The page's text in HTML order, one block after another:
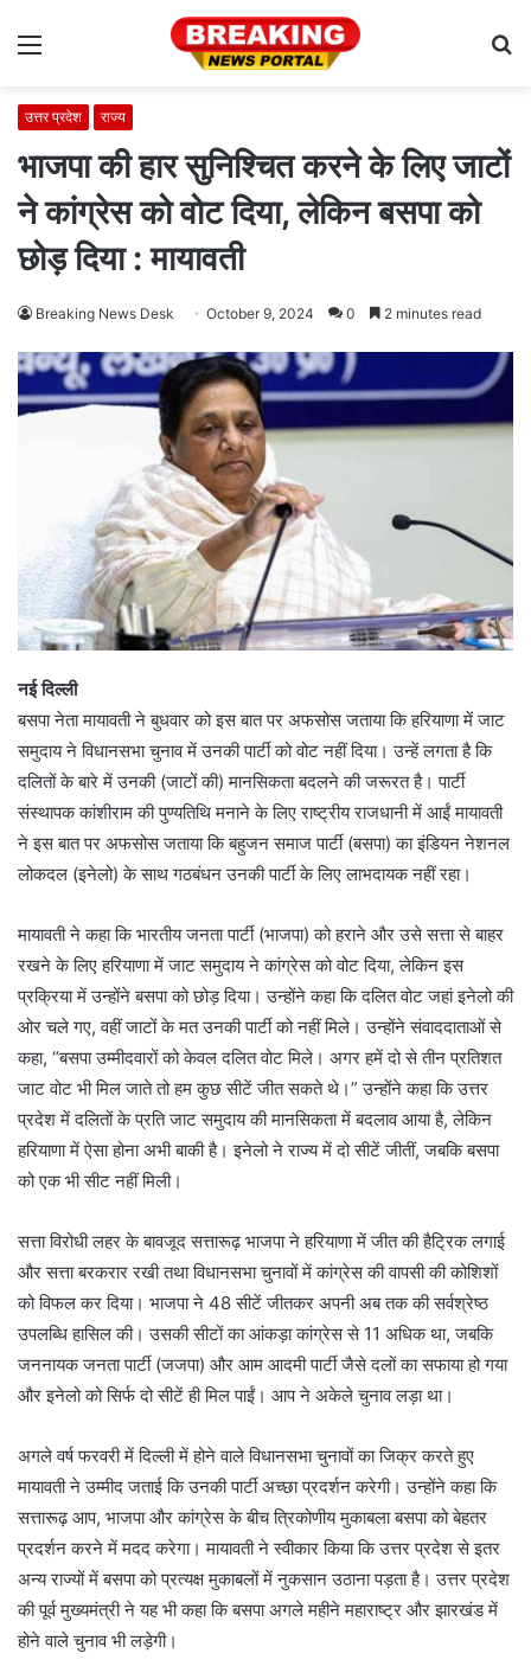
Menu
उत्तर प्रदेश राज्य
भाजपा की हार सुनिश्चित करने के लिए जाटों
ने कांग्रेस को वोट दिया, लेकिन बसपा को
छोड़ दिया : मायावती
Breaking News Desk October 9, 2024 0 2 minutes read
नई दिल्ली
बसपा नेता मायावती ने बुधवार को इस बात पर अफसोस जताया कि हरियाणा में जाट
समुदाय ने विधानसभा चुनाव में उनकी पार्टी को वोट नहीं दिया। उन्हें लगता है कि
दलितों के बारे में उनकी (जाटों की) मानसिकता बदलने की जरूरत है। पार्टी
संस्थापक कांशीराम की पुण्यतिथि मनाने के लिए राष्ट्रीय राजधानी में आईं मायावती
ने इस बात पर अफसोस जताया कि बहुजन समाज पार्टी (बसपा) का इंडियन नेशनल
लोकदल (इनेलो) के साथ गठबंधन उनकी पार्टी के लिए लाभदायक नहीं रहा।
मायावती ने कहा कि भारतीय जनता पार्टी (भाजपा) को हराने और उसे सत्ता से बाहर
रखने के लिए हरियाणा में जाट समुदाय ने कांग्रेस को वोट दिया, लेकिन इस
प्रक्रिया में उन्होंने बसपा को छोड़ दिया। उन्होंने कहा कि दलित वोट जहां इनेलो की
ओर चले गए, वहीं जाटों के मत उनकी पार्टी को नहीं मिले। उन्होंने संवाददाताओं से
कहा, “बसपा उम्मीदवारों को केवल दलित वोट मिले। अगर हमें दो से तीन प्रतिशत
जाट वोट भी मिल जाते तो हम कुछ सीटें जीत सकते थे।” उन्होंने कहा कि उत्तर
प्रदेश में दलितों के प्रति जाट समुदाय की मानसिकता में बदलाव आया है, लेकिन
हरियाणा में ऐसा होना अभी बाकी है। इनेलो ने राज्य में दो सीटें जीतीं, जबकि बसपा
को एक भी सीट नहीं मिली।
सत्ता विरोधी लहर के बावजूद सत्तारूढ़ भाजपा ने हरियाणा में जीत की हैट्रिक लगाई
और सत्ता बरकरार रखी तथा विधानसभा चुनावों में कांग्रेस की वापसी की कोशिशों
को विफल कर दिया। भाजपा ने 48 सीटें जीतकर अपनी अब तक की सर्वश्रेष्ठ
उपलब्धि हासिल की। उसकी सीटों का आंकड़ा कांग्रेस से 11 अधिक था, जबकि
जननायक जनता पार्टी (जजपा) और आम आदमी पार्टी जैसे दलों का सफाया हो गया
और इनेलो को सिर्फ दो सीटें ही मिल पाईं। आप ने अकेले चुनाव लड़ा था।
अगले वर्ष फरवरी में दिल्ली में होने वाले विधानसभा चुनावों का जिक्र करते हुए
मायावती ने उम्मीद जताई कि उनकी पार्टी अच्छा प्रदर्शन करेगी। उन्होंने कहा कि
सत्तारूढ़ आप, भाजपा और कांग्रेस के बीच त्रिकोणीय मुकाबला बसपा को बेहतर
प्रदर्शन करने में मदद करेगा। मायावती ने स्वीकार किया कि उत्तर प्रदेश से इतर
अन्य राज्यों में बसपा को प्रत्यक्ष मुकाबलों में नुकसान उठाना पड़ता है। उत्तर प्रदेश
की पूर्व मुख्यमंत्री ने यह भी कहा कि बसपा अगले महीने महाराष्ट्र और झारखंड में
होने वाले चुनाव भी लड़ेगी।